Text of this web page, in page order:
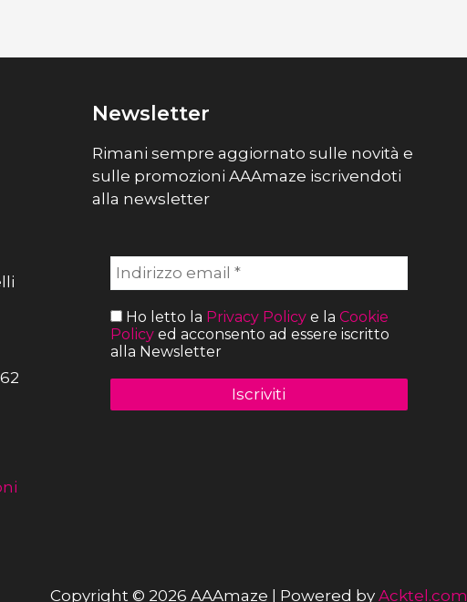
Newsletter
Rimani sempre aggiornato sulle novità e
sulle promozioni AAAmaze iscrivendoti
alla newsletter
Ho letto la Privacy Policye la Cookie
Policyed acconsento ad essere iscritto
alla Newsletter
Copyright © 2026 AAAmaze | Powered by Acktel.com